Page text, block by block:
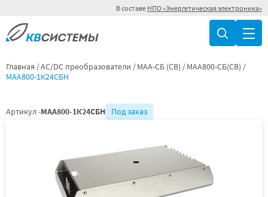
В составе НПО «Энергетическая электроника»
Главная AC/DC преобразователи МАА-СБ (СВ)
МАА800-СБ(СВ)
МАА800-1К24СБН
Артикул -МАА800-1К24СБН Под заказ